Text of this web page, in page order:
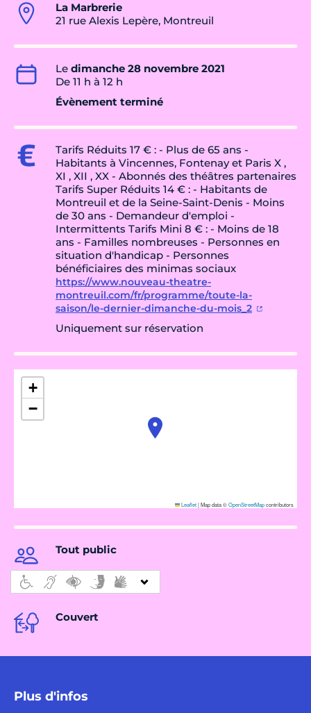
La Marbrerie
21 rue Alexis Lepère, Montreuil
Le dimanche 28 novembre 2021
De 11 h à 12 h
Évènement terminé
Tarifs Réduits 17 € : - Plus de 65 ans -
Habitants à Vincennes, Fontenay et Paris X ,
XI , XII , XX - Abonnés des théâtres partenaires
Tarifs Super Réduits 14 € : - Habitants de
Montreuil et de la Seine-Saint-Denis - Moins
de 30 ans - Demandeur d'emploi -
Intermittents Tarifs Mini 8 € : - Moins de 18
ans - Familles nombreuses - Personnes en
situation d'handicap - Personnes
bénéficiaires des minimas sociaux
https://www.nouveau-theatre-
montreuil.com/fr/programme/toute-la-
saison/le-dernier-dimanche-du-mois_2
Uniquement sur réservation
+
−
Leaflet|Map data ©OpenStreetMapcontributors
Tout public
Couvert
Plus d'infos